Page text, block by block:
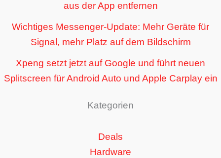
aus der App entfernen
Wichtiges Messenger-Update: Mehr Geräte für
Signal, mehr Platz auf dem Bildschirm
Xpeng setzt jetzt auf Google und führt neuen
Splitscreen für Android Auto und Apple Carplay ein
Kategorien
Deals
Hardware